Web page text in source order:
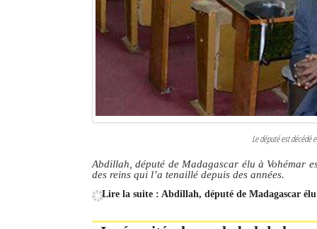
Le député est décédé
Abdillah, député de Madagascar élu à Vohémar
des reins qui l’a tenaillé depuis des années.
Lire la suite : Abdillah, député de Madagascar élu